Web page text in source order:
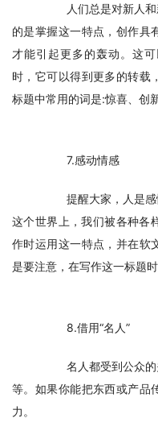
人们总是对新人和
的是掌握这一特点，创作具
才能引起更多的轰动。这
时，它可以得到更多的转载
标题中常用的词是:惊喜、创新
7.感动情感
提醒大家，人是感
这个世界上，我们被各种各
作时运用这一特点，并在软
是要注意，在写作这一标题
8.借用“名人”
名人都受到公众的
等。如果你能把东西或产品
力。